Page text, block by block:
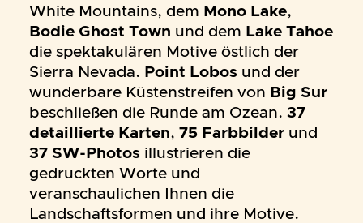
White Mountains, dem Mono Lake,
Bodie Ghost Town und dem Lake Tahoe
die spektakulären Motive östlich der
Sierra Nevada. Point Lobos und der
wunderbare Küstenstreifen von Big Sur
beschließen die Runde am Ozean.37
detaillierte Karten,75 Farbbilder und
37 SW-Photos illustrieren die
gedruckten Worte und
veranschaulichen Ihnen die
Landschaftsformen und ihre Motive.